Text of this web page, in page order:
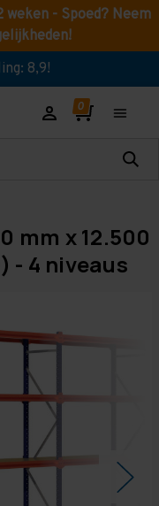
weken - Spoed? Neem
8,9!
mm x 12.500
- 4 niveaus